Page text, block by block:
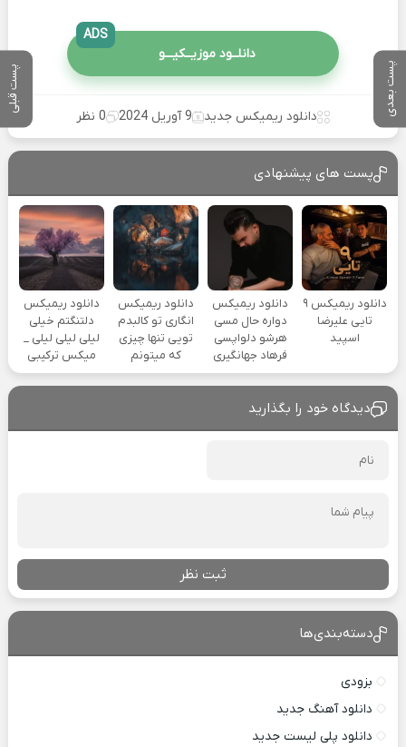
پست بعدی پست قبلی
دانلــود موزیــکیـــو
ADS
دانلود ریمیکس جدید 9 آوریل 2024 0 نظر
پست های پیشنهادی
دانلود ریمیکس ۹
تایی علیرضا
اسپید
دانلود ریمیکس
دواره حال مسی
هرشو دلواپسی
فرهاد جهانگیری
دانلود ریمیکس
انگاری تو کالبدم
تویی تنها چیزی
که میتونم
دانلود ریمیکس
دلتنگتم خیلی
لیلی لیلی لیلی _
میکس ترکیبی
دیدگاه خود را بگذارید
ثبت نظر
دسته‌بندی‌ها
بزودی
دانلود آهنگ جدید
دانلود پلی لیست جدید